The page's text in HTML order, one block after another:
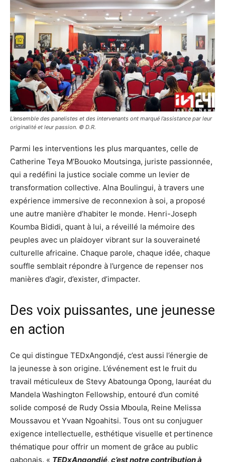
L’ensemble des panelistes et des intervenants ont marqué l’assistance par leur
originalité et leur passion. © D.R.
Parmi les interventions les plus marquantes, celle de
Catherine Teya M’Bouoko Moutsinga, juriste passionnée,
qui a redéfini la justice sociale comme un levier de
transformation collective. Alna Boulingui, à travers une
expérience immersive de reconnexion à soi, a proposé
une autre manière d’habiter le monde. Henri-Joseph
Koumba Bididi, quant à lui, a réveillé la mémoire des
peuples avec un plaidoyer vibrant sur la souveraineté
culturelle africaine. Chaque parole, chaque idée, chaque
souffle semblait répondre à l’urgence de repenser nos
manières d’agir, d’exister, d’impacter.
Des voix puissantes, une jeunesse
en action
Ce qui distingue TEDxAngondjé, c’est aussi l’énergie de
la jeunesse à son origine. L’événement est le fruit du
travail méticuleux de Stevy Abatounga Opong, lauréat du
Mandela Washington Fellowship, entouré d’un comité
solide composé de Rudy Ossia Mboula, Reine Melissa
Moussavou et Yvaan Ngoahitsi. Tous ont su conjuguer
exigence intellectuelle, esthétique visuelle et pertinence
thématique pour offrir un moment de grâce au public
gabonais. « TEDxAngondjé, c’est notre contribution à